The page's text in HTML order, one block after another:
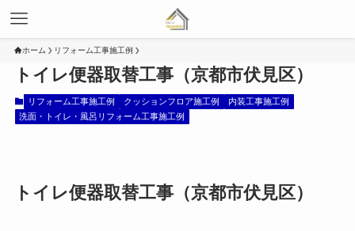
ホーム リフォーム工事施工例
トイレ便器取替工事（京都市伏見区）
リフォーム工事施工例 クッションフロア施工例
内装工事施工例
洗面・トイレ・風呂リフォーム工事施工例
トイレ便器取替工事（京都市伏見区）